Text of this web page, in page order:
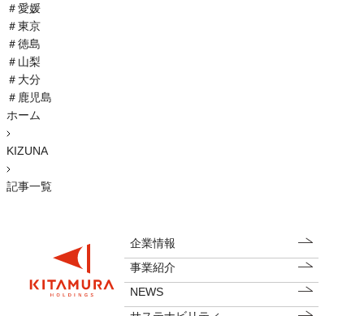
＃愛媛
＃東京
＃徳島
＃ 山梨
＃ 大分
＃ 鹿児島
ホーム
KIZUNA
記事一覧
企業情報
事業紹介
NEWS